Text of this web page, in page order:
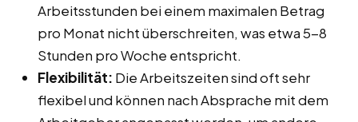
Arbeitsstunden bei einem maximalen Betrag
pro Monat nicht überschreiten, was etwa 5-8
Stunden pro Woche entspricht.
Flexibilität: Die Arbeitszeiten sind oft sehr
flexibel und können nach Absprache mit dem